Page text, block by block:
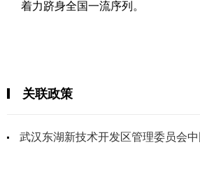
着力跻身全国一流序列。
关联政策
武汉东湖新技术开发区管理委员会